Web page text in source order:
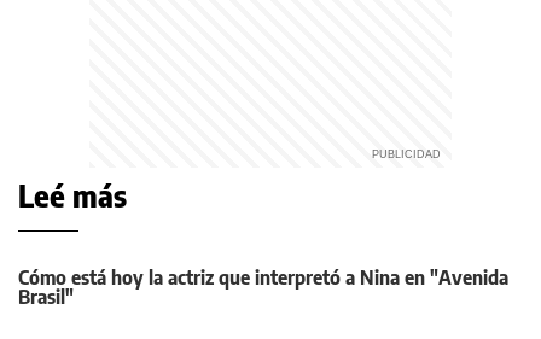
Leé más
Cómo está hoy la actriz que interpretó a Nina en "Avenida
Brasil"